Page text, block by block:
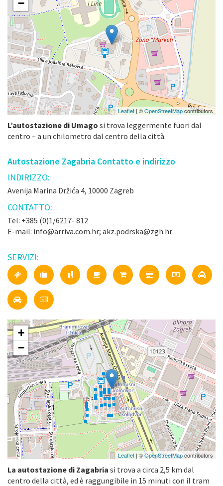
−
Leaflet | ©OpenStreetMapcontributors
L’autostazione di Umago si trova leggermente fuori dal
centro – a un chilometro dal centro della città.
Autostazione Zagabria Contatto e indirizzo
INDIRIZZO:
Avenija Marina Držića 4, 10000 Zagreb
CONTATTO:
Tel: +385 (0)1/6217- 812
E-mail: info@arriva.com.hr; akz.podrska@zgh.hr
SERVIZI:
+
−
Leaflet | ©OpenStreetMapcontributors
La autostazione di Zagabria si trova a circa 2,5 km dal
centro della città, ed è raggungibile in 15 minuti con il tram